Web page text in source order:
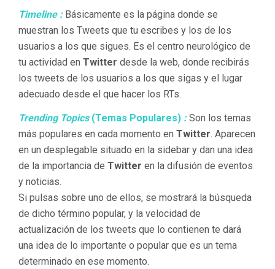
Timeline : Básicamente es la página donde se
muestran los Tweets que tu escribes y los de los
usuarios a los que sigues. Es el centro neurológico de
tu actividad en Twitter desde la web, donde recibirás
los tweets de los usuarios a los que sigas y el lugar
adecuado desde el que hacer los RTs.
Trending Topics(Temas Populares) : Son los temas
más populares en cada momento en Twitter. Aparecen
en un desplegable situado en la sidebar y dan una idea
de la importancia de Twitter en la difusión de eventos
y noticias.
Si pulsas sobre uno de ellos, se mostrará la búsqueda
de dicho término popular, y la velocidad de
actualización de los tweets que lo contienen te dará
una idea de lo importante o popular que es un tema
determinado en ese momento.